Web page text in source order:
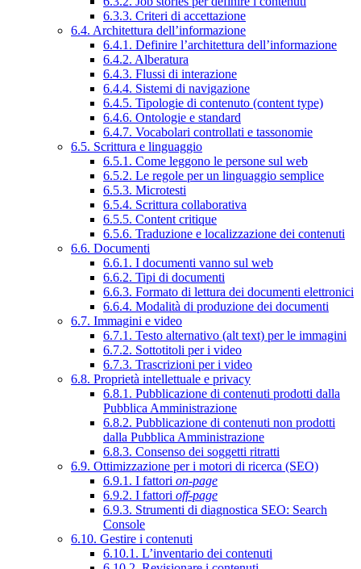
6.3.3. Criteri di accettazione
6.4. Architettura dell’informazione
6.4.1. Definire l’architettura dell’informazione
6.4.2. Alberatura
6.4.3. Flussi di interazione
6.4.4. Sistemi di navigazione
6.4.5. Tipologie di contenuto (content type)
6.4.6. Ontologie e standard
6.4.7. Vocabolari controllati e tassonomie
6.5. Scrittura e linguaggio
6.5.1. Come leggono le persone sul web
6.5.2. Le regole per un linguaggio semplice
6.5.3. Microtesti
6.5.4. Scrittura collaborativa
6.5.5. Content critique
6.5.6. Traduzione e localizzazione dei contenuti
6.6. Documenti
6.6.1. I documenti vanno sul web
6.6.2. Tipi di documenti
6.6.3. Formato di lettura dei documenti elettronici
6.6.4. Modalità di produzione dei documenti
6.7. Immagini e video
6.7.1. Testo alternativo (alt text) per le immagini
6.7.2. Sottotitoli per i video
6.7.3. Trascrizioni per i video
6.8. Proprietà intellettuale e privacy
6.8.1. Pubblicazione di contenuti prodotti dalla
Pubblica Amministrazione
6.8.2. Pubblicazione di contenuti non prodotti
dalla Pubblica Amministrazione
6.8.3. Consenso dei soggetti ritratti
6.9. Ottimizzazione per i motori di ricerca (SEO)
6.9.1. I fattori on-page
6.9.2. I fattori off-page
6.9.3. Strumenti di diagnostica SEO: Search
Console
6.10. Gestire i contenuti
6.10.1. L’inventario dei contenuti